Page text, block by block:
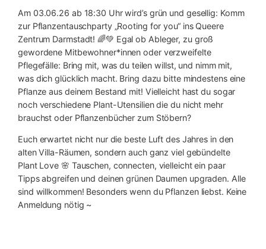
Am 03.06.26 ab 18:30 Uhr wird’s grün und gesellig: Komm
zur Pflanzentauschparty „Rooting for you“ ins Queere
Zentrum Darmstadt! 🌈💚 Egal ob Ableger, zu groß
gewordene Mitbewohner*innen oder verzweifelte
Pflegefälle: Bring mit, was du teilen willst, und nimm mit,
was dich glücklich macht. Bring dazu bitte mindestens eine
Pflanze aus deinem Bestand mit! Vielleicht hast du sogar
noch verschiedene Plant-Utensilien die du nicht mehr
brauchst oder Pflanzenbücher zum Stöbern?
Euch erwartet nicht nur die beste Luft des Jahres in den
alten Villa-Räumen, sondern auch ganz viel gebündelte
Plant Love 🌸 Tauschen, connecten, vielleicht ein paar
Tipps abgreifen und deinen grünen Daumen upgraden. Alle
sind willkommen! Besonders wenn du Pflanzen liebst. Keine
Anmeldung nötig ~